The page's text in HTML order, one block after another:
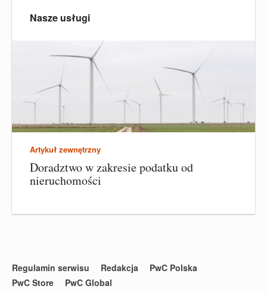
Nasze usługi
Artykuł zewnętrzny
Doradztwo w zakresie podatku od
nieruchomości
Regulamin serwisu Redakcja
PwC Polska
PwC Store
PwC Global